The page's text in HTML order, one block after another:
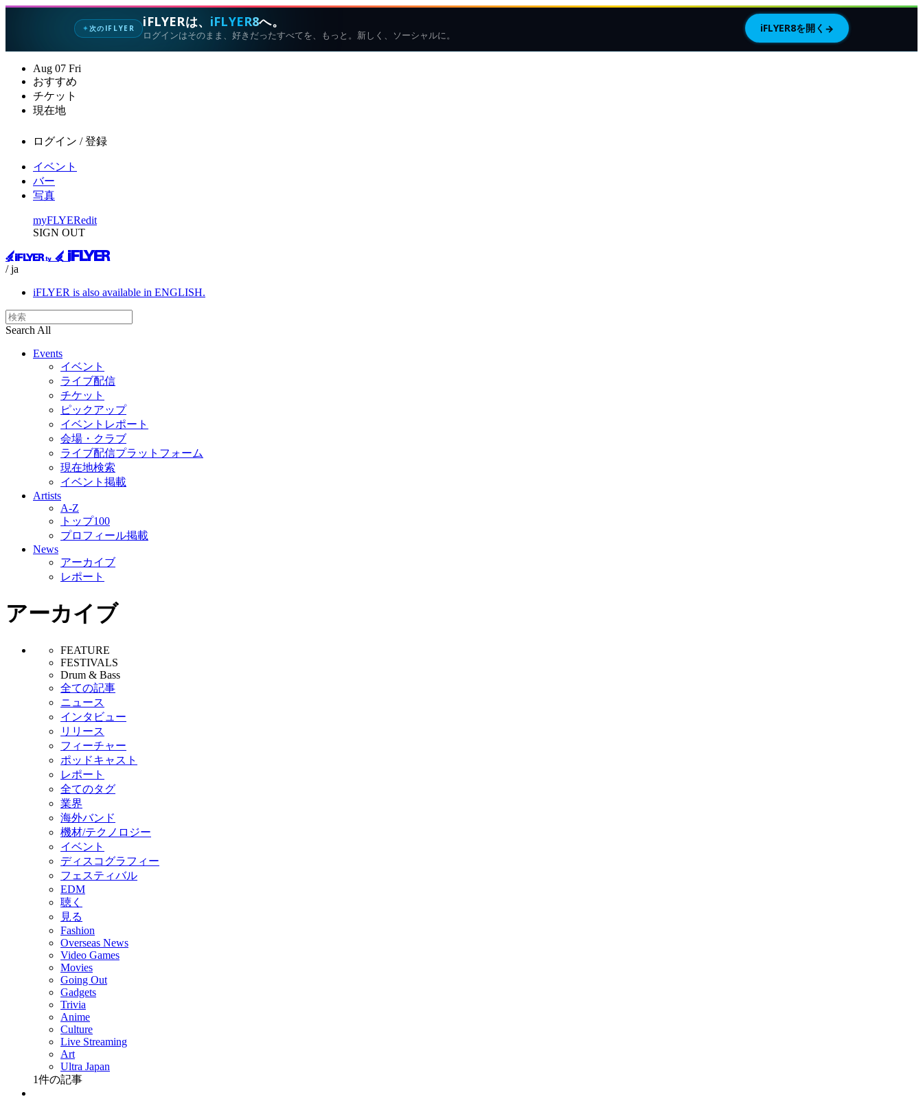
✦次のIFLYER iFLYERは、 iFLYER8へ。
ログインはそのまま、好きだったすべてを、もっと。新しく、ソーシャルに。
iFLYER8を開く →
Aug 07 Fri
おすすめ
チケット
現在地
ログイン / 登録
イベント
バー
写真
myFLYERedit
SIGN OUT
/ ja
iFLYER is also available in ENGLISH.
Search All
Events
イベント
ライブ配信
チケット
ピックアップ
イベントレポート
会場・クラブ
ライブ配信プラットフォーム
現在地検索
イベント掲載
Artists
A-Z
トップ100
プロフィール掲載
News
アーカイブ
レポート
アーカイブ
FEATURE
FESTIVALS
Drum & Bass
全ての記事
ニュース
インタビュー
リリース
フィーチャー
ポッドキャスト
レポート
全てのタグ
業界
海外バンド
機材/テクノロジー
イベント
ディスコグラフィー
フェスティバル
EDM
聴く
見る
Fashion
Overseas News
Video Games
Movies
Going Out
Gadgets
Trivia
Anime
Culture
Live Streaming
Art
Ultra Japan
1件の記事